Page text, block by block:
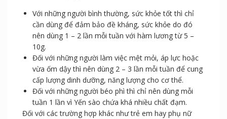
Với những người bình thường, sức khỏe tốt thì chỉ
cần dùng để đảm bảo đề kháng, sức khỏe do đó
nên dùng 1 – 2 lần mỗi tuần với hàm lương từ 5 –
10g.
Đối với những người làm việc mệt mỏi, áp lực hoặc
vừa ốm dậy thì nên dùng 2 – 3 lần mỗi tuần để cung
cấp lượng dinh dưỡng, năng lượng cho cơ thể.
Đối với những người béo phì thì chỉ nên dùng mỗi
tuần 1 lần vì Yến sào chứa khá nhiều chất đạm.
Đối với các trường hợp khác như trẻ em hay phụ nữ